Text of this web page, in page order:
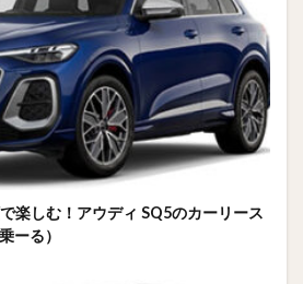
楽しむ！アウディ SQ5のカーリース
ーる）